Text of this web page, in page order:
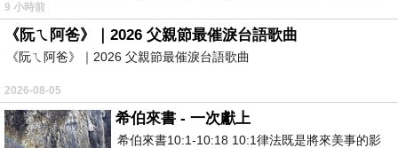
9 小時前
《阮ㄟ阿爸》｜2026 父親節最催淚台語歌曲
《阮ㄟ阿爸》｜2026 父親節最催淚台語歌曲
2026-08-05
希伯來書 - 一次獻上
希伯來書10:1-10:18 10:1律法既是將來美事的影